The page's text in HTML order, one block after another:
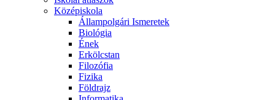
Középiskola
Állampolgári Ismeretek
Biológia
Ének
Erkölcstan
Filozófia
Fizika
Földrajz